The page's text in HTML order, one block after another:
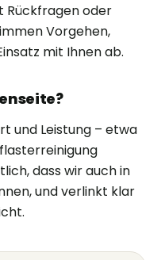
Rückfragen oder
Vorgehen,
mit Ihnen ab.
und Leistung – etwa
dass wir auch in
und verlinkt klar